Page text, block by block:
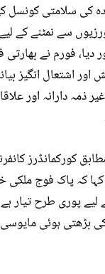
کی سلامتی کونسل
سے نمٹنے کے لیے
دیا، فورم نے
اور اشتعال انگیز
ذمہ دارانہ اور
کورکمانڈرز
کہ پاک فوج ملکی
پوری طرح تیار
بڑھتی ہوئی